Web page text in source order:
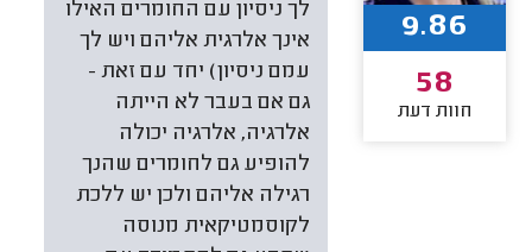
לך ניסיון עם החומרים האילו
אינך אלרגית אליהם ויש לך
עמם ניסיון) יחד עם זאת -
גם אם בעבר לא הייתה
אלרגיה, אלרגיה יכולה
להופיע גם לחומרים שהנך
רגילה אליהם ולכן יש ללכת
לקוסמטיקאית מנוסה
9.86
58
חוות דעת